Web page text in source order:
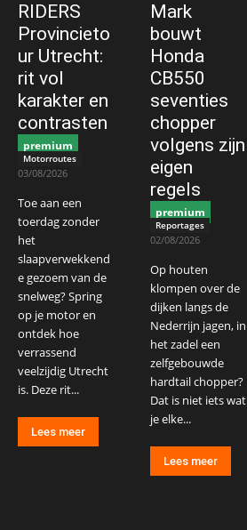
RIDERS
Provincieto
ur Utrecht:
rit vol
karakter en
contrasten
premium
Motorroutes
03/08/2026
Toe aan een
toerdag zonder
het
slaapverwekkend
e gezoem van de
snelweg? Spring
op je motor en
ontdek hoe
verrassend
veelzijdig Utrecht
is. Deze rit...
Lees meer
Mark
bouwt
Honda
CB550
seventies
chopper
volgens zijn
eigen
regels
premium
Reportages
02/08/2026
Op houten
klompen over de
dijken langs de
Nederrijn jagen, in
het zadel een
zelfgebouwde
hardtail chopper?
Dat is niet iets wat
je elke...
Lees meer